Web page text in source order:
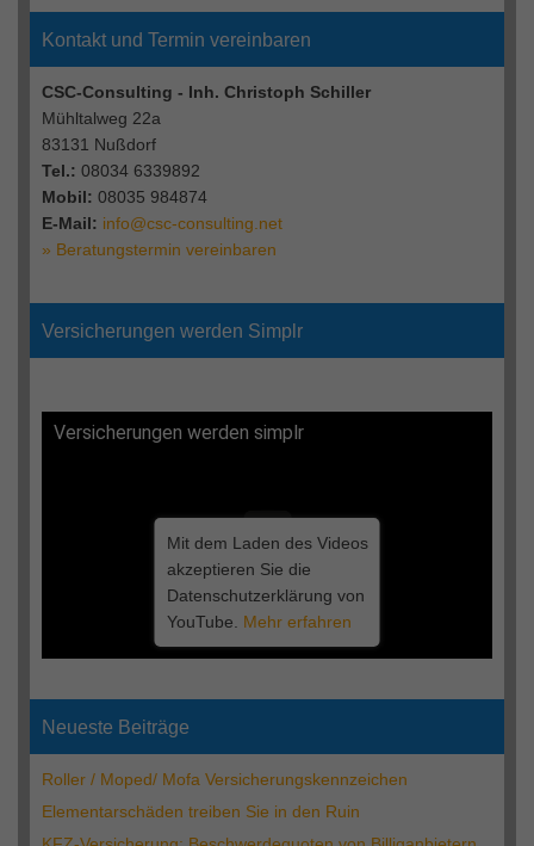
Kontakt und Termin vereinbaren
CSC-Consulting - Inh. Christoph Schiller
Mühltalweg 22a
83131 Nußdorf
Tel.: 08034 6339892
Mobil: 08035 984874
E-Mail: info@csc-consulting.net
» Beratungstermin vereinbaren
Versicherungen werden Simplr
Versicherungen werden simplr
Mit dem Laden des Videos
akzeptieren Sie die
Datenschutzerklärung von
YouTube. Mehr erfahren
Neueste Beiträge
Roller / Moped/ Mofa Versicherungskennzeichen
Elementarschäden treiben Sie in den Ruin